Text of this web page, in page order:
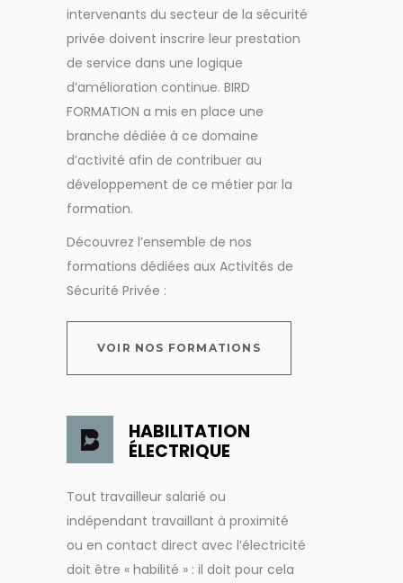
intervenants du secteur de la sécurité
privée doivent inscrire leur prestation
de service dans une logique
d’amélioration continue. BIRD
FORMATION a mis en place une
branche dédiée à ce domaine
d’activité afin de contribuer au
développement de ce métier par la
formation.
Découvrez l’ensemble de nos
formations dédiées aux Activités de
Sécurité Privée :
VOIR NOS FORMATIONS
HABILITATION
ÉLECTRIQUE
Tout travailleur salarié ou
indépendant travaillant à proximité
ou en contact direct avec l’électricité
doit être « habilité » : il doit pour cela